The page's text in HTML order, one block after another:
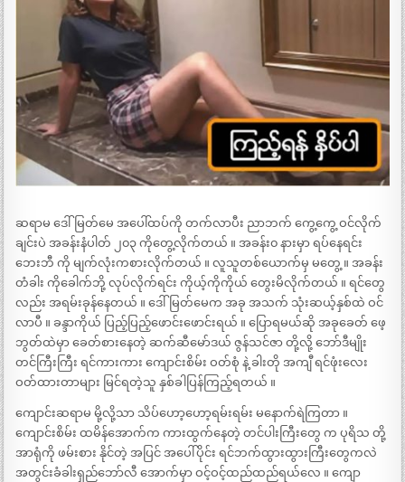
ဆရာမ ဒေါ်မြတ်မေ အပေါ်ထပ်ကို တက်လာပီး ညာဘက် ကွေ့ကွေ့ ဝင်လိုက်
ချင်းပဲ အခန်းနံပါတ် ၂၀၃ ကိုတွေ့လိုက်တယ် ။ အခန်း၀ နားမှာ ရပ်နေရင်း
ဘေးဘီ ကို မျက်လုံးကစားလိုက်တယ် ။ လူသူတစ်ယောက်မှ မတွေ့ ။ အခန်း
တံခါး ကိုခေါက်ဘို့ လုပ်လိုက်ရင်း ကိုယ့်ကိုကိုယ် တွေးမိလိုက်တယ် ။ ရင်တွေ
လည်း အရမ်းခုန်နေတယ် ။ ဒေါ်မြတ်မေက အခု အသက် သုံးဆယ့်နှစ်ထဲ ဝင်
လာပီ ။ ခန္ဒာကိုယ် ပြည့်ပြည့်ဖောင်းဖောင်းရယ် ။ ပြောရမယ်ဆို အခုခေတ် ဖေ့
ဘွတ်ထဲမှာ ခေတ်စားနေတဲ့ ဆက်ဆီမော်ဒယ် ဇွန်သင်ဇာ တို့လို့ ဘော်ဒီမျိုး
တင်ကြီးကြီး ရင်ကားကား ကျောင်းစိမ်း ဝတ်စုံ နဲ့ ခါးတို အကျီ ရင်ဖုံးလေး
ဝတ်ထားတာများ မြင်ရတဲ့သူ နှစ်ခါပြန်ကြည့်ရတယ် ။
ကျောင်းဆရာမ မို့လို့သာ သိပ်ဟော့ဟော့ရမ်းရမ်း မနောက်ရဲကြတာ ။
ကျောင်းစိမ်း ထမိန်အောက်က ကားထွက်နေတဲ့ တင်ပါးကြီးတွေ က ပုရိသ တို့
အာရုံကို ဖမ်းစား နိုင်တဲ့ အပြင် အပေါ်ပိုင်း ရင်ဘက်ထွားထွားကြီးတွေကလဲ
အတွင်းခံခါးရှည်ဘော်လီ အောက်မှာ ဝင့်ဝင့်ထည်ထည်ရယ်လေ ။ ကျော